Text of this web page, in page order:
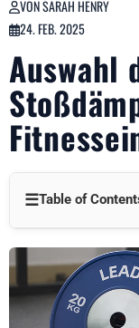
VON SARAH HENRY
24. FEB. 2025
Auswahl
☰Table of
Die Bedürfnisse
1. Ausbildungsstil